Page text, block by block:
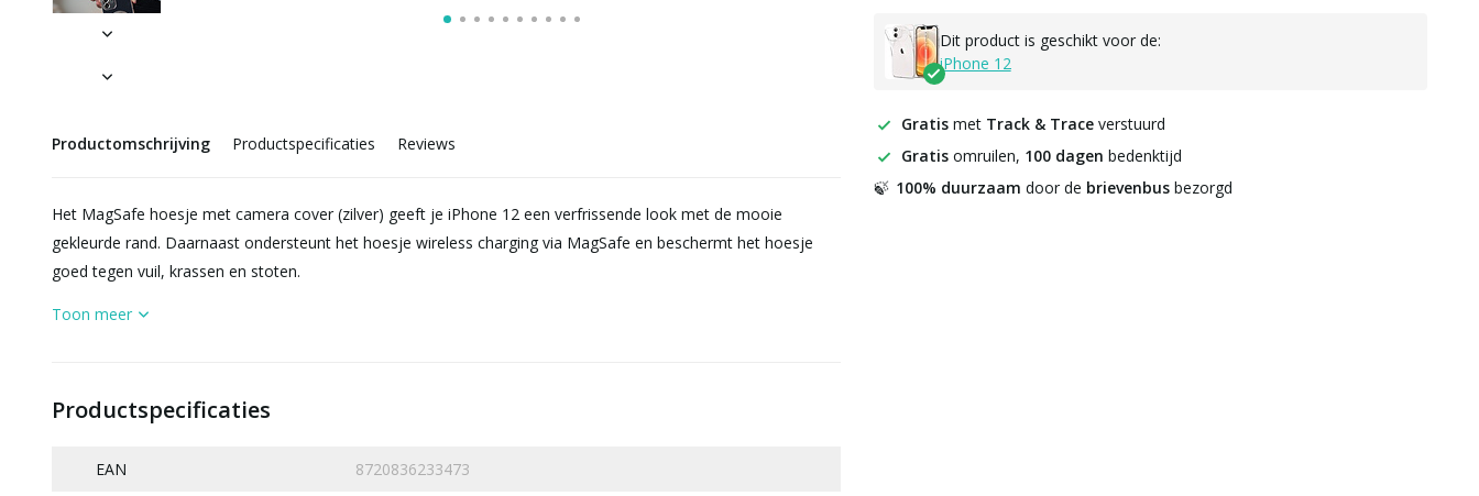
Productomschrijving Productspecificaties Reviews
Het MagSafe hoesje met camera cover (zilver) geeft je iPhone 12 een verfrissende look met de mooie
gekleurde rand. Daarnaast ondersteunt het hoesje wireless charging via MagSafe en beschermt het hoesje
goed tegen vuil, krassen en stoten.
Toon meer
Productspecificaties
EAN 8720836233473
Dit product is geschikt voor de:
iPhone 12
Gratismet Track & Traceverstuurd
Gratisomruilen, 100 dagen bedenktijd
🍃 100% duurzaam door de brievenbusbezorgd